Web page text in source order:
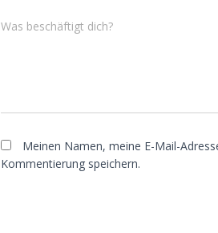
Was beschäftigt dich?
Meinen Namen, meine E-Mail-
Kommentierung speichern.